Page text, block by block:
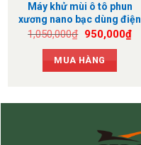
Máy khử mùi ô tô phun
xương nano bạc dùng điện
220v
1,050,000₫ Giá
là:
1,050,000₫.
950,000₫Giá
MUA HÀNG